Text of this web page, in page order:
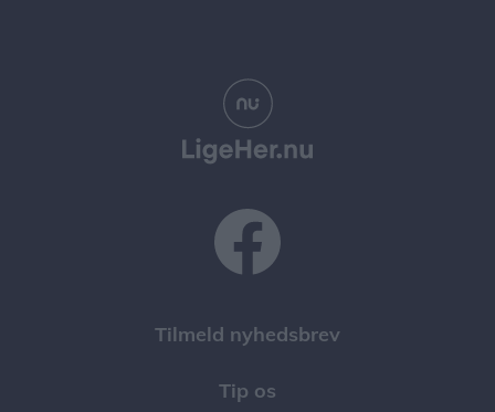
Tilmeld nyhedsbrev
Tip os